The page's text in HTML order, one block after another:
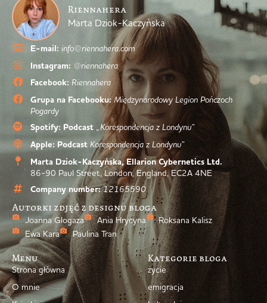
Riennahera
Marta Dziok-Kaczyńska
E-mail: info@riennahera.com
Instagram: @riennahera
Facebook: Riennahera
Grupa na Facebooku: Międzynarodowy Legion Pończoch
Pogardy
Spotify: Podcast „Korespondencja z Londynu”
Apple: Podcast Korespondencja z Londynu”
Marta Dziok-Kaczyńska, Ellarion Cybernetics Ltd.
86-90 Paul Street, London, England, EC2A 4NE
Company number: 12165590
Autorki zdjęć z designu bloga
Joanna Glogaza Ania Hrycyna
Roksana Kalisz
Ewa Kara
Paulina Tran
Menu
Strona główna
O mnie
Kategorie bloga
życie
emigracja